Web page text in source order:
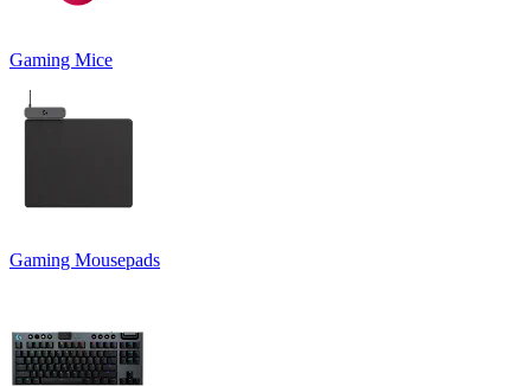
Gaming Mice
Gaming Mousepads